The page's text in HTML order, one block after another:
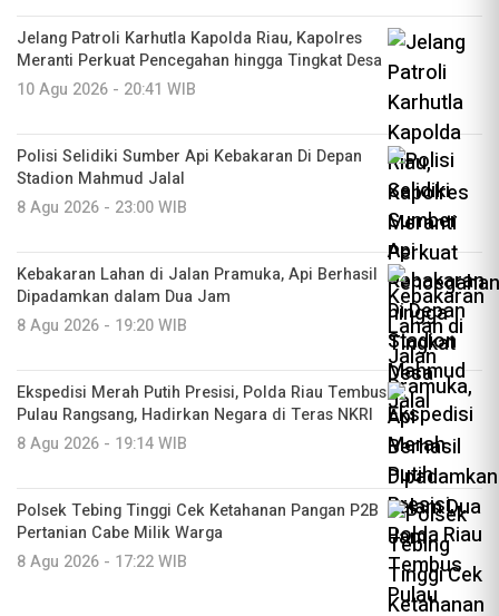
Jelang Patroli Karhutla Kapolda Riau, Kapolres
Meranti Perkuat Pencegahan hingga Tingkat Desa
10 Agu 2026 - 20:41 WIB
Polisi Selidiki Sumber Api Kebakaran Di Depan
Stadion Mahmud Jalal
8 Agu 2026 - 23:00 WIB
Kebakaran Lahan di Jalan Pramuka, Api Berhasil
Dipadamkan dalam Dua Jam
8 Agu 2026 - 19:20 WIB
Ekspedisi Merah Putih Presisi, Polda Riau Tembus
Pulau Rangsang, Hadirkan Negara di Teras NKRI
8 Agu 2026 - 19:14 WIB
Polsek Tebing Tinggi Cek Ketahanan Pangan P2B
Pertanian Cabe Milik Warga
8 Agu 2026 - 17:22 WIB